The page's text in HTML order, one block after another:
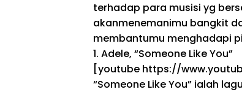
terhadap para musisi yg
akanmenemanimu bangkit
membantumu menghadapi
1. Adele, “Someone Like You”
[youtube https://
“Someone Like You” ialah lagu